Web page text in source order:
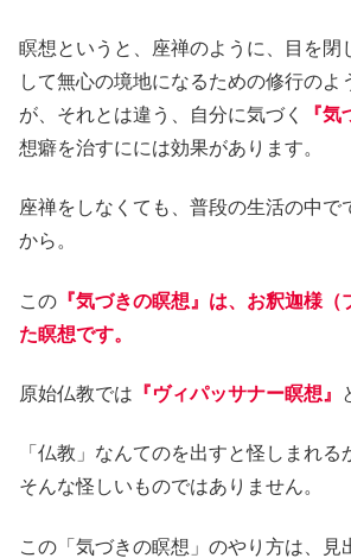
瞑想というと、座禅のように、目を閉
して無心の境地になるための修行のよ
が、それとは違う、自分に気づく
『気
想癖を治すにには効果があります。
座禅をしなくても、普段の生活の中で
から。
この 『気づきの瞑想』は、お釈迦様
た瞑想です。
原始仏教では 『ヴィパッサナー瞑想』
「仏教」なんてのを出すと怪しまれる
そんな怪しいものではありません。
この「気づきの瞑想」のやり方は、見